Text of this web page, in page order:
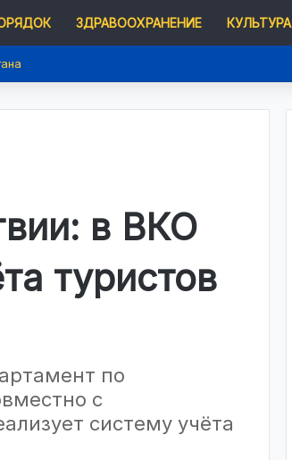
ЗДРАВООХРАНЕНИЕ КУЛЬТУРА
реформу
в ВКО
туристов
по
с
систему учёта